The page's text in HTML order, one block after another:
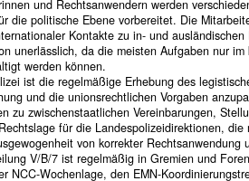
und Rechtsanwendern werden
die politische Ebene vorbereitet. Die
Kontakte zu in- und ausländischen
unerlässlich, da die meisten Aufgaben nur im
werden können.
ist die regelmäßige Erhebung des
und die unionsrechtlichen Vorgaben
zu zwischenstaatlichen Vereinbarungen,
für die Landespolizeidirektionen, die
von korrekter Rechtsanwendung
V/B/7 ist regelmäßig in Gremien und
NCC-Wochenlage, den EMN-